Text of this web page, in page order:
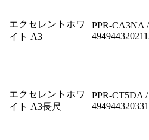
エクセレントホワ
イト A3
PPR-CA3NA /
エクセレントホワ
イト A3長尺
PPR-CT5DA /